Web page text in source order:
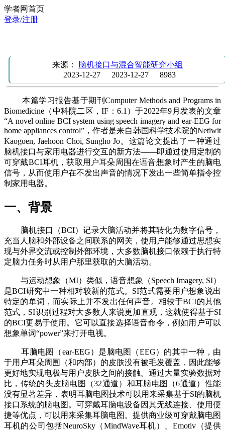
学者网首页
登录/注册
来源： 脑机接口与混合智能研究小组
2023-12-27
2023-12-27 8983
本篇学习报告基于期刊Computer Methods and Programs in
Biomedicine（中科院二区，IF：6.1）于2022年9月发表的文章
“A novel online BCI system using speech imagery and ear-EEG for
home appliances control”，作者是来自韩国科学技术院的Netiwit
Kaogoen, Jaehoon Choi, Sungho Jo。这篇论文提出了一种通过
脑机接口与家用电器进行交互的新方法——即通过使用定制的
可穿戴BCI耳机，获取用户耳朵周围在语音想象时产生的脑电
信号，从而使用户在不发出声音的情况下发出一些简单指令控
制家用电器。
一、背景
脑机接口（BCI）记录大脑活动并将其转化为数字信号，
充当人脑和外部设备之间联系的网关，使用户能够通过思想实
现与外界交流或控制外部环境，大多数脑机接口依赖于执行特
定脑力任务时从用户那里获取的大脑活动。
与运动想象（MI）类似，语音想象（Speech Imagery, SI）
是BCI研究中一种相对较新的范式。SI范式需要用户想象说出
特定的单词，而实际上并不发出任何声音。相较于BCI的其他
范式，SI识别过程对大多数人来说更加直观，这就使得基于SI
的BCI更易于使用。它可以直接选择语音命令，例如用户可以
想象单词“power”来打开电视。
耳脑电图（ear-EEG）是脑电图（EEG）的其中一种，由
于用户耳朵周围（和内部）的皮肤没有被毛发覆盖，因此能够
更好地实现电极与用户皮肤之间的接触。通过大量实验数据对
比，传统的头皮脑电图（32通道）和耳脑电图（6通道）性能
没有显著差异，表明耳脑电图技术可以用来采集基于SI的脑机
接口系统的脑电图。可穿戴耳脑电设备因其无线连接、使用便
捷等优点，可以用来采集耳脑电图。提供商业级可穿戴脑电图
耳机的公司包括NeuroSky（MindWave耳机）、Emotiv（提供